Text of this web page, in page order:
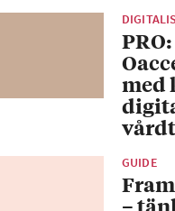
PRO:
med
GUIDE
–